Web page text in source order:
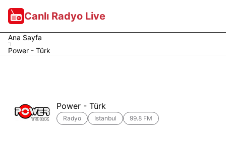
Canlı Radyo Live
Ana Sayfa
Power - Türk
Power - Türk
Radyo Istanbul 99.8 FM